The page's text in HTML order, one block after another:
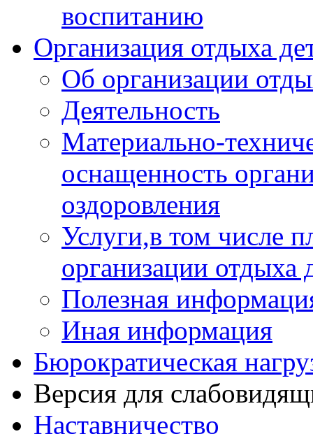
воспитанию
Организация отдыха
Об организации
Деятельность
Материально-
оснащенность
оздоровления
Услуги,в том числе
организации отдыха
Полезная
Иная информация
Бюрократическая
Версия для
Наставничество